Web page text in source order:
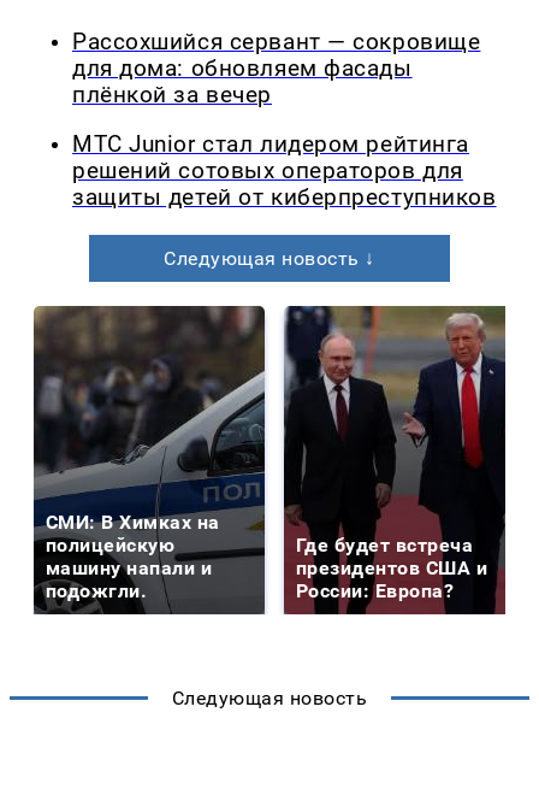
Рассохшийся сервант — сокровище
для дома: обновляем фасады
плёнкой за вечер
МТС Junior стал лидером рейтинга
решений сотовых операторов для
защиты детей от киберпреступников
Следующая новость ↓
СМИ: В Химках на
полицейскую
машину напали и
подожгли.
Где будет встреча
президентов США и
России: Европа?
Следующая новость